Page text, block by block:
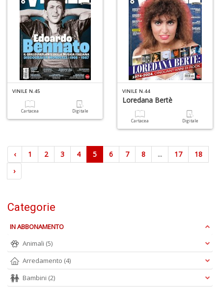
VINILE N.45
Cartacea Digitale
VINILE N.44
Loredana Bertè
Cartacea Digitale
‹ 1 2 3 4 5 6 7 8 ... 17
18
›
Categorie
IN ABBONAMENTO
Animali (5)
Arredamento (4)
Bambini (2)